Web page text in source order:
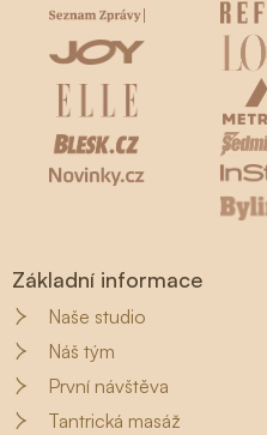
Základní informace
Naše studio
Náš tým
První návštěva
Tantrická masáž